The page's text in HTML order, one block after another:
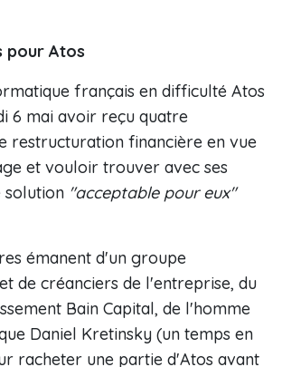
Atos
français en difficulté Atos
6 mai avoir reçu quatre
restructuration financière en vue
et vouloir trouver avec ses
solution "acceptable pour eux"
émanent d'un groupe
de créanciers de l'entreprise, du
Bain Capital, de l'homme
Daniel Kretinsky (un temps en
racheter une partie d'Atos avant